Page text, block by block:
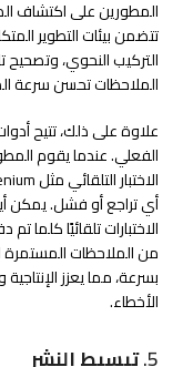
المطورين على اكتشاف
تتضمن بيئات التطوير
التركيب النحوي، وتصحيح
الملاحظات تحسن سرعة
علاوة على ذلك، تتيح
الفعلي. عندما يقوم
الاختبارات تلقائيًا
من الملاحظات
بسرعة، مما يعزز
الأخطاء.
5. تبسيط النشر